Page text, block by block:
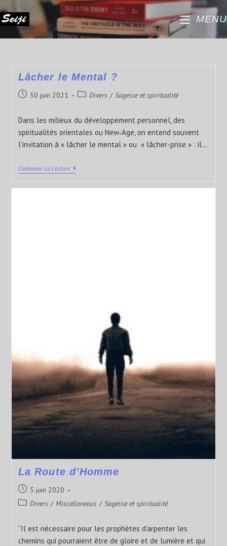
MENU
Lâcher le Mental ?
30 juin 2021 Divers / Sagesse et spiritualité
Dans les milieux du développement personnel, des
spiritualités orientales ou New‑Age, on entend souvent
l’invitation à « lâcher le mental » ou « lâcher-prise » : il…
Continuer La Lecture
La Route d’Homme
5 juin 2020
Divers / Miscellaneous / Sagesse et spiritualité
“Il est nécessaire pour les prophètes d’arpenter les
chemins qui pourraient être de gloire et de lumière et qui